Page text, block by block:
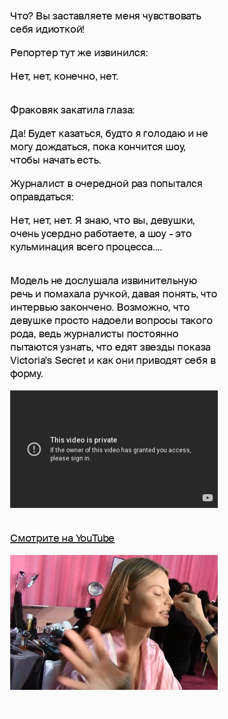
Что? Вы заставляете меня чувствовать
себя идиоткой!
Репортер тут же извинился:
Нет, нет, конечно, нет.
Фраковяк закатила глаза:
Да! Будет казаться, будто я голодаю и не
могу дождаться, пока кончится шоу,
чтобы начать есть.
Журналист в очередной раз попытался
оправдаться:
Нет, нет, нет. Я знаю, что вы, девушки,
очень усердно работаете, а шоу - это
кульминация всего процесса....
Модель не дослушала извинительную
речь и помахала ручкой, давая понять, что
интервью закончено. Возможно, что
девушке просто надоели вопросы такого
рода, ведь журналисты постоянно
пытаются узнать, что едят звезды показа
Victoria’s Secret и как они приводят себя в
форму.
Смотрите на YouTube